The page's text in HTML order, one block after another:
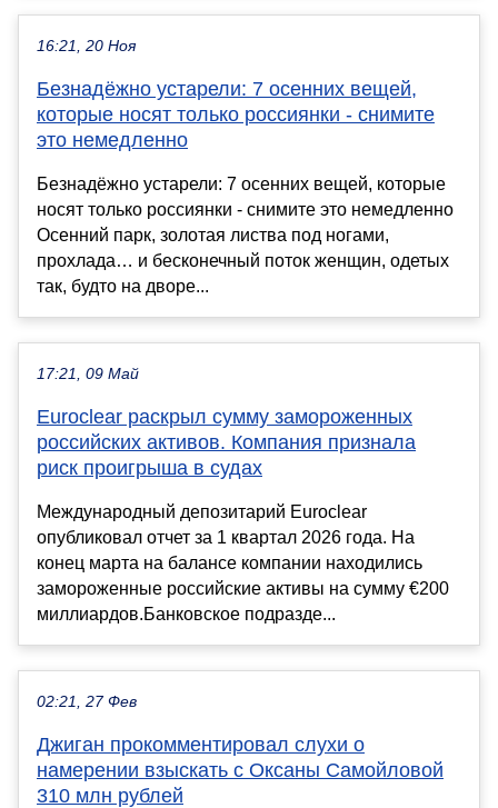
16:21, 20 Ноя
Безнадёжно устарели: 7 осенних вещей,
которые носят только россиянки - снимите
это немедленно
Безнадёжно устарели: 7 осенних вещей, которые
носят только россиянки - снимите это немедленно
Осенний парк, золотая листва под ногами,
прохлада… и бесконечный поток женщин, одетых
так, будто на дворе...
17:21, 09 Май
Euroclear раскрыл сумму замороженных
российских активов. Компания признала
риск проигрыша в судах
Международный депозитарий Euroclear
опубликовал отчет за 1 квартал 2026 года. На
конец марта на балансе компании находились
замороженные российские активы на сумму €200
миллиардов.Банковское подразде...
02:21, 27 Фев
Джиган прокомментировал слухи о
намерении взыскать с Оксаны Самойловой
310 млн рублей